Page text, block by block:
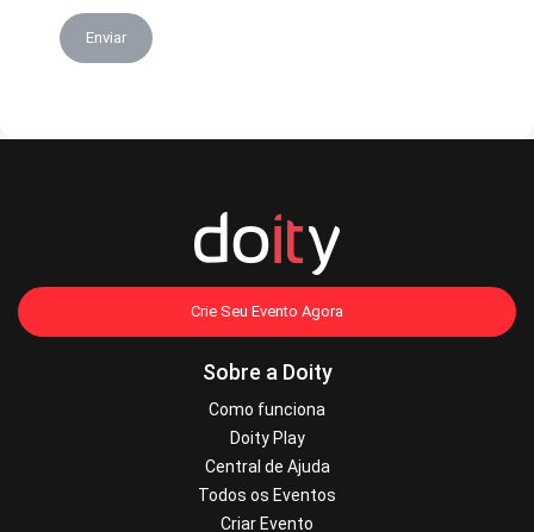
Enviar
Crie Seu Evento Agora
Sobre a Doity
Como funciona
Doity Play
Central de Ajuda
Todos os Eventos
Criar Evento